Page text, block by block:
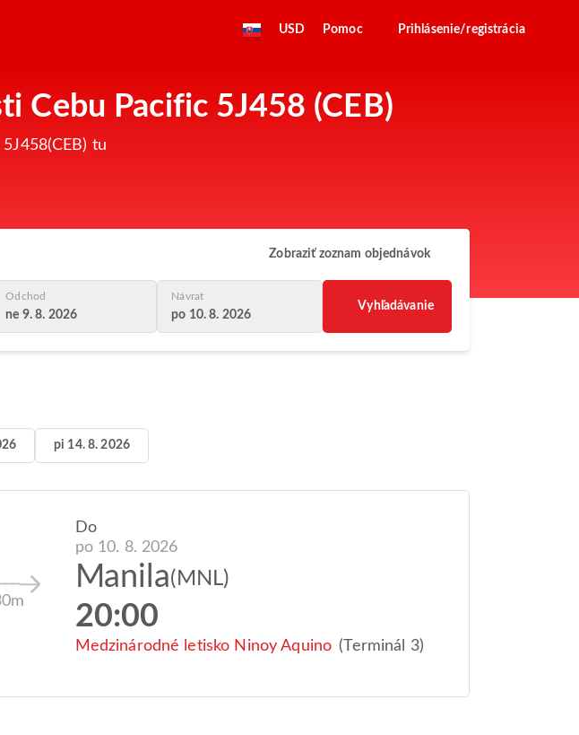
USD Pomoc Prihlásenie/registrácia
Cebu Pacific 5J458 (CEB)
tu
Zobraziť zoznam objednávok
Odchod
ne 9. 8. 2026
Návrat
po 10. 8. 2026
Vyhľadávanie
pi 14. 8. 2026
Do
po 10. 8. 2026
Manila(MNL)
20:00
Medzinárodné letisko Ninoy Aquino (Terminál 3)